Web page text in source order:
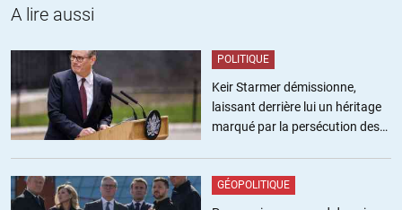
d’elements prémonitoires quand on le compare a notre situation
actuelle.
+1 ALERTER
nobody//08.04.2016 à 17h21
A lire aussi
POLITIQUE
Keir Starmer démissionne,
laissant derrière lui un héritage
marqué par la persécution des
GÉOPOLITIQUE